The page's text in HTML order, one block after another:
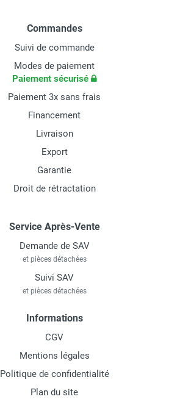
Commandes
Suivi de commande
Modes de paiement
Paiement sécurisé
Paiement 3x sans frais
Financement
Livraison
Export
Garantie
Droit de rétractation
Service Après-Vente
Demande de SAV
et pièces détachées
Suivi SAV
et pièces détachées
Informations
CGV
Mentions légales
Politique de confidentialité
Plan du site